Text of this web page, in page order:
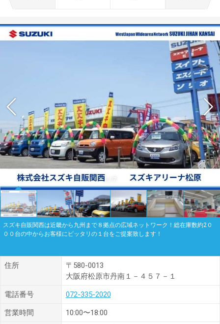
1
スズキ自販関西は近畿から九州まで８拠点の広域ネットワーク！総在庫数約2０
００台の中からお客様にピッタリの１台をご提案致します！
住所
〒580-0013
大阪府松原市丹南１－４５７－１
電話番号 072-335-2020
営業時間 10:00〜18:00